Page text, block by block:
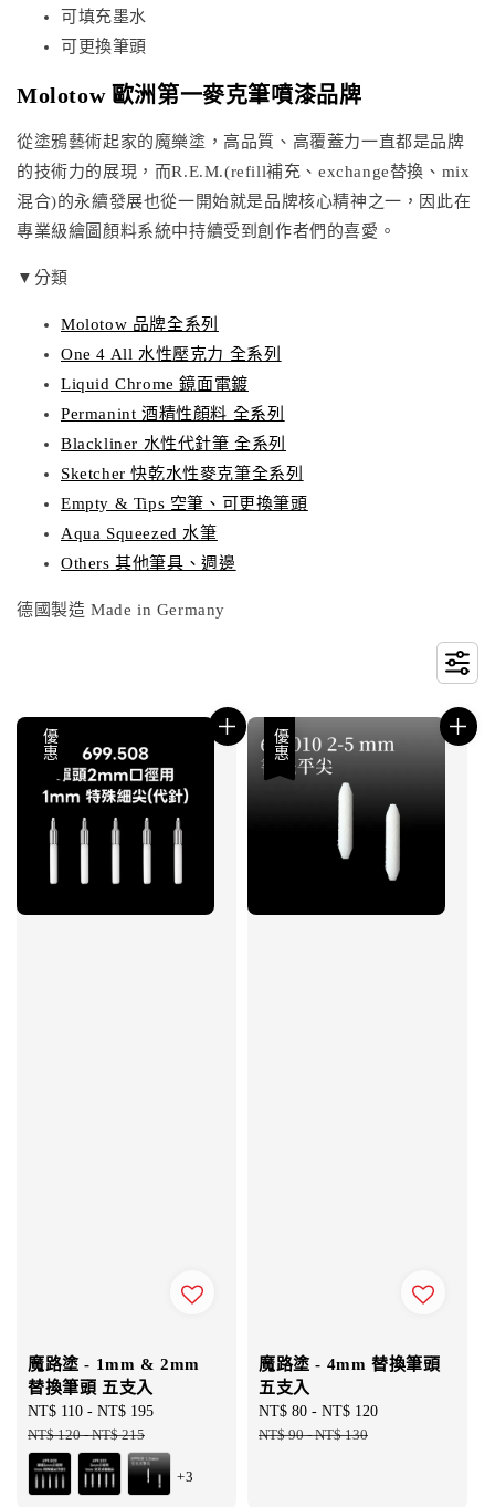
可填充墨水
可更換筆頭
Molotow 歐洲第一麥克筆噴漆品牌
從塗鴉藝術起家的魔樂塗，高品質、高覆蓋力一直都是品牌
的技術力的展現，而R.E.M.(refill補充、exchange替換、mix
混合)的永續發展也從一開始就是品牌核心精神之一，因此在
專業級繪圖顏料系統中持續受到創作者們的喜愛。
Molotow 品牌全系列
One 4 All 水性壓克力 全系列
Liquid Chrome 鏡面電鍍
Permanint 酒精性顏料 全系列
Blackliner 水性代針筆 全系列
Sketcher 快乾水性麥克筆全系列
Empty & Tips 空筆、可更換筆頭
Aqua Squeezed 水筆
Others 其他筆具、週邊
▼分類
德國製造 Made in Germany
優惠
魔路塗 - 1mm & 2mm
替換筆頭 五支入
Sale
price
NT$ 110 - NT$ 195
NT$ 120-NT$ 215
+3
優惠
魔路塗 - 4mm 替換筆頭
五支入
Sale
price
NT$ 80 - NT$ 120
NT$ 90-NT$ 130